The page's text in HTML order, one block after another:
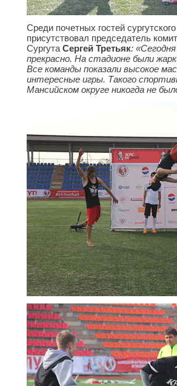
Среди почетных гостей
присутствовал председатель
Сургута Сергей Третьяк:
прекрасно. На стадионе были
Все команды показали высокое
интересные игры. Такого
Мансийском округе никогда не